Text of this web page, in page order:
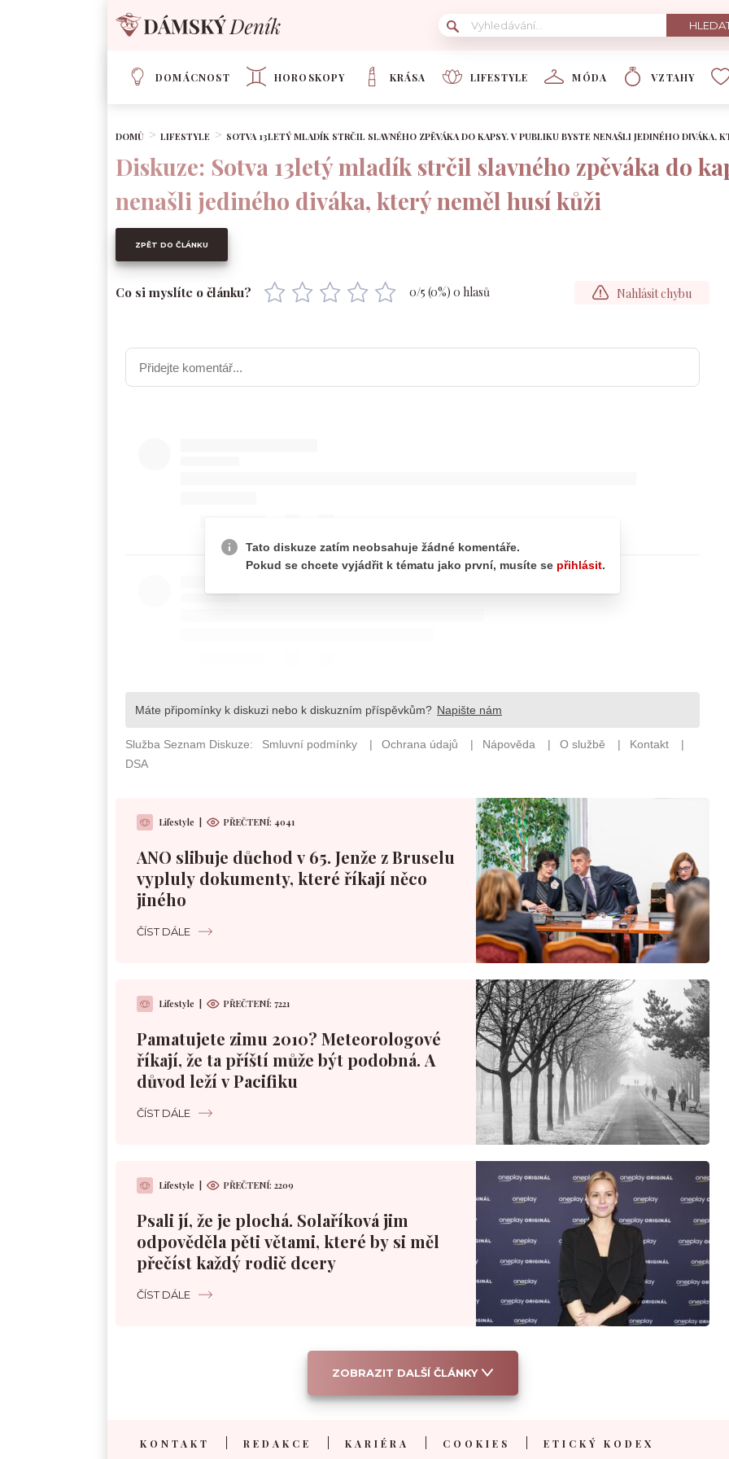
DOMÁCNOST HOROSKOPY KRÁSA LIFESTYLE MÓDA VZTAHY
DOMŮ LIFESTYLE SOTVA 13LETÝ MLADÍK STRČIL SLAVNÉHO ZPĚVÁKA DO KAPSY. V PUBLIKU BYSTE NENAŠLI JEDINÉHO DIVÁKA,
Diskuze: Sotva 13letý mladík strčil slavného zpěváka do
nenašli jediného diváka, který neměl husí kůži
ZPĚT DO ČLÁNKU
Co si myslíte o článku? 0/5 (0%) 0 hlasů Nahlásit chybu
Lifestyle PŘEČTENÍ: 4041
ANO slibuje důchod v 65. Jenže z Bruselu
vypluly dokumenty, které říkají něco
jiného
ČÍST DÁLE
Lifestyle PŘEČTENÍ: 7221
Pamatujete zimu 2010? Meteorologové
říkají, že ta příští může být podobná. A
důvod leží v Pacifiku
ČÍST DÁLE
Lifestyle PŘEČTENÍ: 2209
Psali jí, že je plochá. Solaříková jim
odpověděla pěti větami, které by si měl
přečíst každý rodič dcery
ČÍST DÁLE
ZOBRAZIT DALŠÍ ČLÁNKY
KONTAKT REDAKCE KARIÉRA COOKIES ETICKÝ KODEX